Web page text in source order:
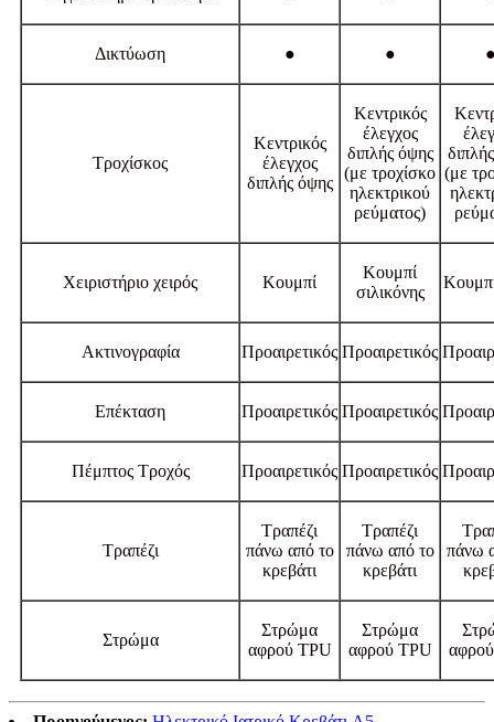
Δικτύωση ● ●
Τροχίσκος
Κεντρικός
έλεγχος
διπλής όψης
Κεντρικός
έλεγχος
διπλής όψης
(με τροχίσκο
ηλεκτρικού
ρεύματος)
(με
Χειριστήριο χειρός Κουμπί
Κουμπί
σιλικόνης
Ακτινογραφία Προαιρετικός Προαιρετικός
Επέκταση Προαιρετικός Προαιρετικός
Πέμπτος Τροχός Προαιρετικός Προαιρετικός
Τραπέζι
Τραπέζι
πάνω από το
κρεβάτι
Τραπέζι
πάνω από το
κρεβάτι
πάνω
Στρώμα
Στρώμα
αφρού TPU
Στρώμα
αφρού TPU